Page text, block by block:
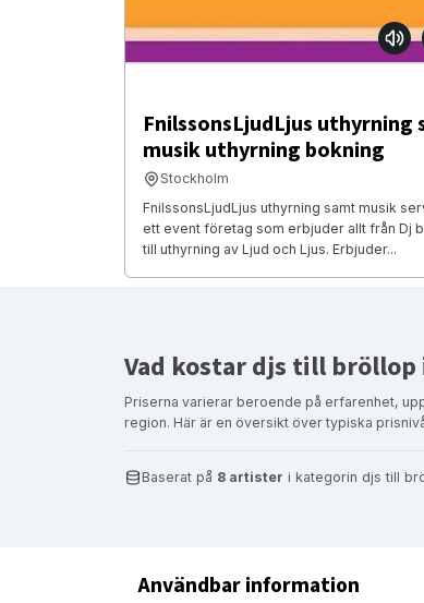
FnilssonsLjudLjus uthyrning
musik uthyrning bokning
Stockholm
FnilssonsLjudLjus uthyrning samt musik
ett event företag som erbjuder allt från Dj
till uthyrning av Ljud och Ljus. Erbjuder...
Vad kostar djs till bröllop
Priserna varierar beroende på erfarenhet,
region. Här är en översikt över typiska
Baserat på 8 artister i kategorin djs till
Användbar information